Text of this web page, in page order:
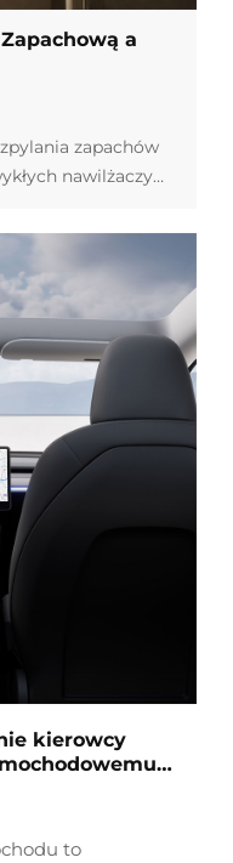
a
zapachów
nawilżaczy
zamienić olejki
olejku eterycznego,
drgania
kierowcy
to